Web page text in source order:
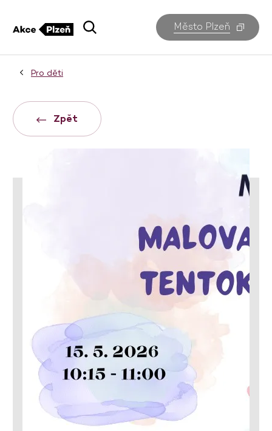
Město Plzeň
Pro děti
Zpět